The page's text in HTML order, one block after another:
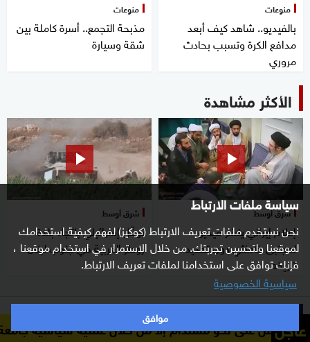
سياسة ملفات الارتباط
نحن نستخدم ملفات تعريف الارتباط (كوكيز) لفهم كيفية استخدامك
لموقعنا ولتحسين تجربتك. من خلال الاستمرار في استخدام موقعنا ،
فإنك توافق على استخدامنا لملفات تعريف الارتباط.
سياسية الخصوصية
موافق
منوعات
بالفيديو.. شاهد كيف أبعد
مدافع الكرة وتسبب بحادث
مروري
منوعات
مذبحة التجمع.. أسرة كاملة بين
شقة وسيارة
الأكثر مشاهدة
شرق أوسط
إعلام إيراني ينشر فيديو
لمجتبى خامنئي دون تحديد
تاريخه
شرق أوسط
توغّل إسرائيلي باتجاه بلدة
زوطر الغربية في جنوب لبنان
عاجلمستدام إلا من خلال عملية سياسية جامعة مبعوث الأمم